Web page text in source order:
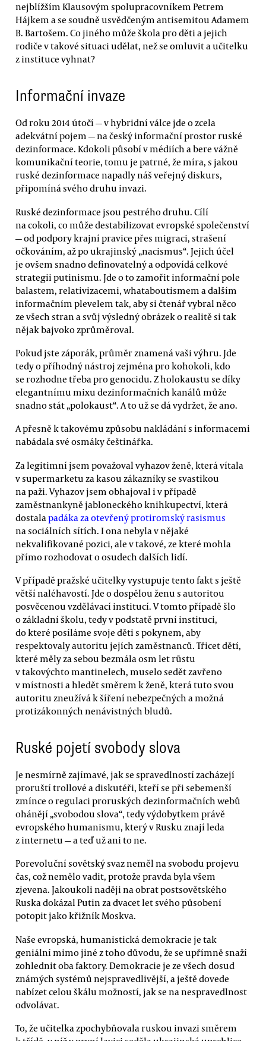
nejblížším Klausovým spolupracovníkem Petrem
Hájkem a se soudně usvědčeným antisemitou Adamem
B. Bartošem. Co jiného může škola pro děti a jejich
rodiče v takové situaci udělat, než se omluvit a učitelku
z instituce vyhnat?
Informační invaze
Od roku 2014 útočí — v hybridní válce jde o zcela
adekvátní pojem — na český informační prostor ruské
dezinformace. Kdokoli působí v médiích a bere vážně
komunikační teorie, tomu je patrné, že míra, s jakou
ruské dezinformace napadly náš veřejný diskurs,
připomíná svého druhu invazi.
Ruské dezinformace jsou pestrého druhu. Cílí
na cokoli, co může destabilizovat evropské společenství
— od podpory krajní pravice přes migraci, strašení
očkováním, až po ukrajinský „nacismus“. Jejich účel
je ovšem snadno definovatelný a odpovídá celkové
strategii putinismu. Jde o to zamořit informační pole
balastem, relativizacemi, whataboutismem a dalším
informačním plevelem tak, aby si čtenář vybral něco
ze všech stran a svůj výsledný obrázek o realitě si tak
nějak bajvoko zprůměroval.
Pokud jste záporák, průměr znamená vaši výhru. Jde
tedy o příhodný nástroj zejména pro kohokoli, kdo
se rozhodne třeba pro genocidu. Z holokaustu se díky
elegantnímu mixu dezinformačních kanálů může
snadno stát „polokaust“. A to už se dá vydržet, že ano.
A přesně k takovému způsobu nakládání s informacemi
nabádala své osmáky češtinářka.
Za legitimní jsem považoval vyhazov ženě, která vítala
v supermarketu za kasou zákazníky se svastikou
na paži. Vyhazov jsem obhajoval i v případě
zaměstnankyně jabloneckého knihkupectví, která
dostala padáka za otevřený protiromský rasismus
na sociálních sítích. I ona nebyla v nějaké
nekvalifikované pozici, ale v takové, ze které mohla
přímo rozhodovat o osudech dalších lidí.
V případě pražské učitelky vystupuje tento fakt s ještě
větší naléhavostí. Jde o dospělou ženu s autoritou
posvěcenou vzdělávací institucí. V tomto případě šlo
o základní školu, tedy v podstatě první instituci,
do které posíláme svoje děti s pokynem, aby
respektovaly autoritu jejích zaměstnanců. Třicet dětí,
které měly za sebou bezmála osm let růstu
v takovýchto mantinelech, muselo sedět zavřeno
v místnosti a hledět směrem k ženě, která tuto svou
autoritu zneužívá k šíření nebezpečných a možná
protizákonných nenávistných bludů.
Ruské pojetí svobody slova
Je nesmírně zajímavé, jak se spravedlností zacházejí
proruští trollové a diskutéři, kteří se při sebemenší
zmínce o regulaci proruských dezinformačních webů
ohánějí „svobodou slova“, tedy výdobytkem právě
evropského humanismu, který v Rusku znají leda
z internetu — a teď už ani to ne.
Porevoluční sovětský svaz neměl na svobodu projevu
čas, což nemělo vadit, protože pravda byla všem
zjevena. Jakoukoli naději na obrat postsovětského
Ruska dokázal Putin za dvacet let svého působení
potopit jako křižník Moskva.
Naše evropská, humanistická demokracie je tak
geniální mimo jiné z toho důvodu, že se upřímně snaží
zohlednit oba faktory. Demokracie je ze všech dosud
známých systémů nejspravedlivější, a ještě dovede
nabízet celou škálu možností, jak se na nespravedlnost
odvolávat.
To, že učitelka zpochybňovala ruskou invazi směrem